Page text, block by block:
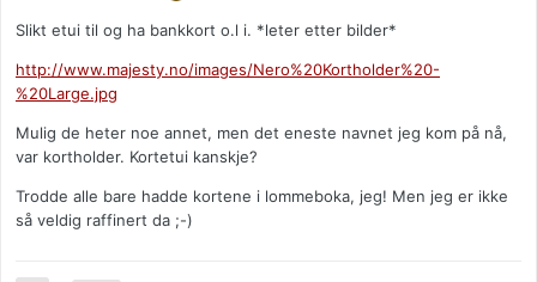
Slikt etui til og ha bankkort o.l i. *leter etter bilder*
http://www.majesty.no/images/Nero%20Kortholder%20-
%20Large.jpg
Mulig de heter noe annet, men det eneste navnet jeg kom på nå,
var kortholder. Kortetui kanskje?
Trodde alle bare hadde kortene i lommeboka, jeg! Men jeg er ikke
så veldig raffinert da ;-)